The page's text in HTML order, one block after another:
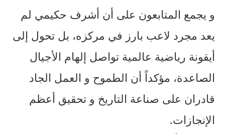
و يجمع المتابعون على أن أشرف حكيمي لم
يعد مجرد لاعب بارز في مركزه، بل تحول إلى
أيقونة رياضية عالمية تواصل إلهام الأجيال
الصاعدة، مؤكداً أن الطموح و العمل الجاد
قادران على صناعة التاريخ و تحقيق أعظم
الإنجازات.